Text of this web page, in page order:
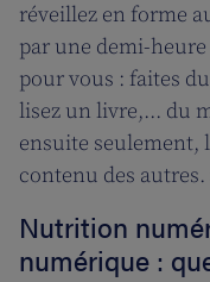
réveillez en forme
par une demi-
pour vous : faites
lisez un livre,... du
ensuite seulement,
contenu des autres.
Nutrition
numérique :